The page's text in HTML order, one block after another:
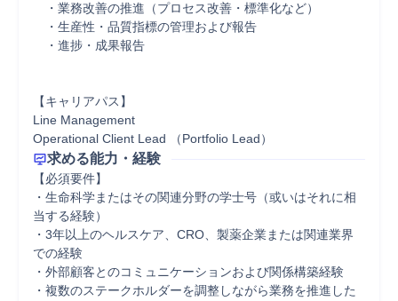
・業務改善の推進（プロセス改善・標準化など）
・生産性・品質指標の管理および報告
・進捗・成果報告
【キャリアパス】
Line Management
Operational Client Lead （Portfolio Lead）
求める能力・経験
【必須要件】
・生命科学またはその関連分野の学士号（或いはそれに相
当する経験）
・3年以上のヘルスケア、CRO、製薬企業または関連業界
での経験
・外部顧客とのコミュニケーションおよび関係構築経験
・複数のステークホルダーを調整しながら業務を推進した